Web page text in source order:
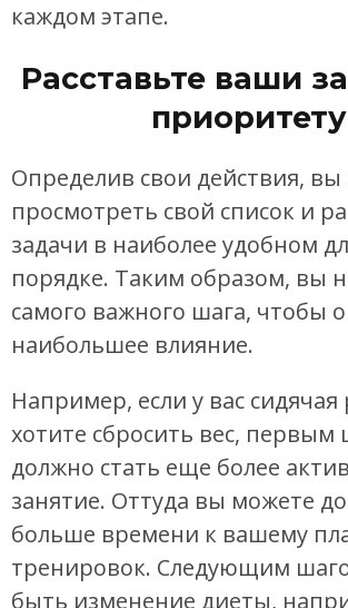
каждом этапе.
Расставьте ваши
приоритету
Определив свои действия, вы
просмотреть свой список и
задачи в наиболее удобном
порядке. Таким образом, вы
самого важного шага, чтобы
наибольшее влияние.
Например, если у вас
хотите сбросить вес, первым
должно стать еще более
занятие. Оттуда вы можете
больше времени к вашему
тренировок. Следующим
быть изменение диеты,